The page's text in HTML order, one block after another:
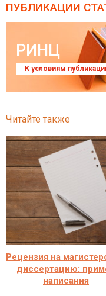
ПУБЛИКАЦИИ
РИНЦ
К условиям
Читайте также
Рецензия на
диссертацию:
написания